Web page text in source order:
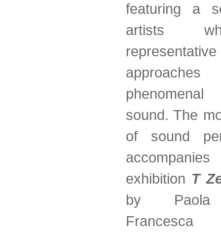
featuring a
artists
sound. The
of sound
exhibition T
by Paola
Francesca